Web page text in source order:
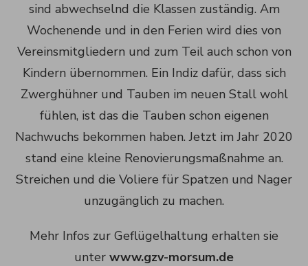
sind abwechselnd die Klassen zuständig. Am
Wochenende und in den Ferien wird dies von
Vereinsmitgliedern und zum Teil auch schon von
Kindern übernommen. Ein Indiz dafür, dass sich
Zwerghühner und Tauben im neuen Stall wohl
fühlen, ist das die Tauben schon eigenen
Nachwuchs bekommen haben. Jetzt im Jahr 2020
stand eine kleine Renovierungsmaßnahme an.
Streichen und die Voliere für Spatzen und Nager
unzugänglich zu machen.
Mehr Infos zur Geflügelhaltung erhalten sie
unter www.gzv-morsum.de